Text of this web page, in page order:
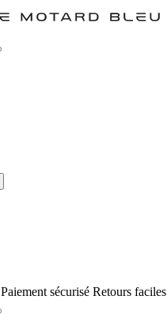
Paiement sécurisé Retours faciles